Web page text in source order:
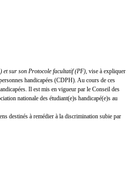
et sur son Protocole facultatif (PF) , vise à expliquer
handicapées (CDPH). Au cours de ces
Il est mis en vigueur par le Conseil des
nationale des étudiant(e)s handicapé(e)s au
destinés à remédier à la discrimination subie par